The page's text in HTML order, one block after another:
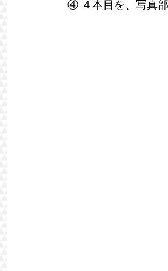
④ ４本目を、写真